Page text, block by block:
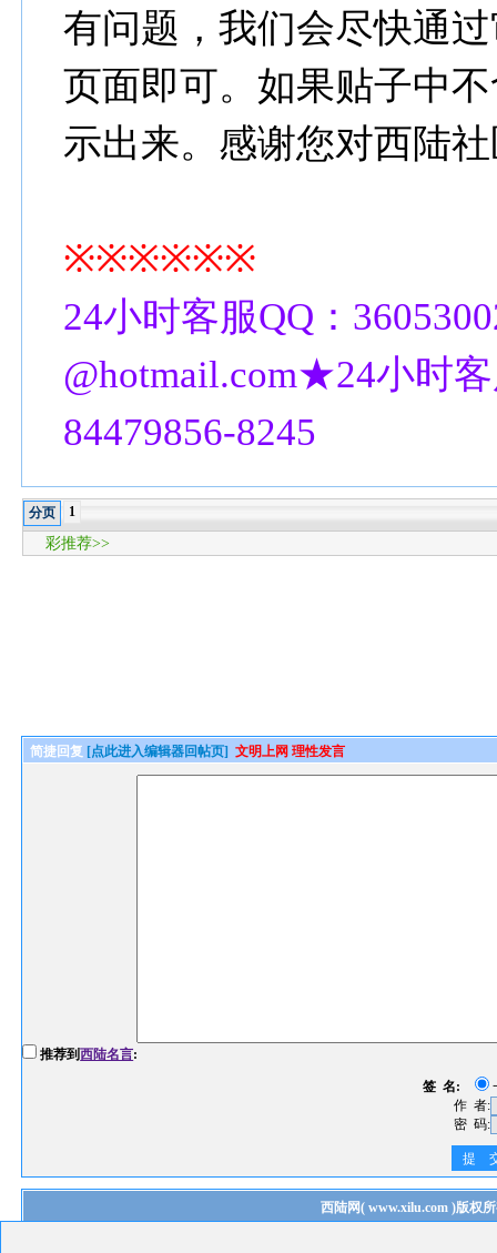
有问题，我们会尽快通
页面即可。如果贴子中
示出来。感谢您对西陆
※※※※※※
24小时客服QQ：
@hotmail.com★24小时
84479856-8245
分页 1
彩推荐>>
简捷回复 [点此进入编辑器回帖页] 文明上网 理性发言
推荐到西陆名言:
签 名:
作 者:
密 码:
提
西陆网( www.xilu.com)版权